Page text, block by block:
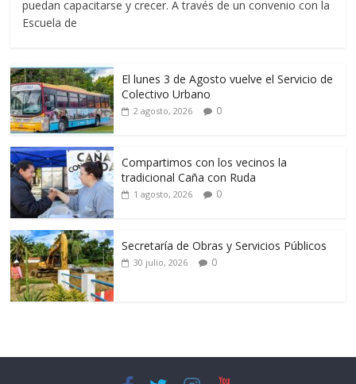
puedan capacitarse y crecer. A través de un convenio con la
Escuela de
El lunes 3 de Agosto vuelve el Servicio de
Colectivo Urbano
2 agosto, 2026 0
Compartimos con los vecinos la
tradicional Caña con Ruda
1 agosto, 2026 0
Secretaría de Obras y Servicios Públicos
30 julio, 2026 0